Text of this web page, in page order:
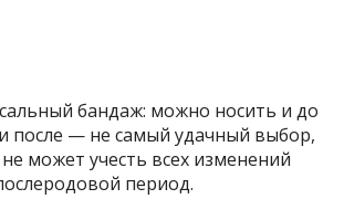
бандаж: можно носить и до
после — не самый удачный выбор,
не может учесть всех изменений
период.